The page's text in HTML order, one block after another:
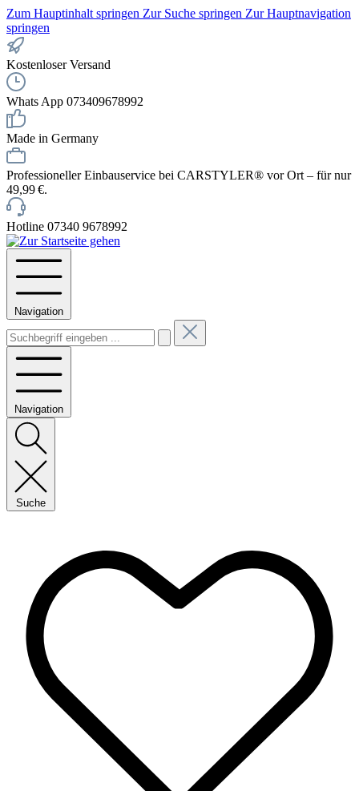
Zum Hauptinhalt springen Zur Suche springen Zur Hauptnavigation
springen
Kostenloser Versand
Whats App 073409678992
Made in Germany
Professioneller Einbauservice bei CARSTYLER® vor Ort – für nur
49,99 €.
Hotline 07340 9678992
Navigation
Navigation
Suche